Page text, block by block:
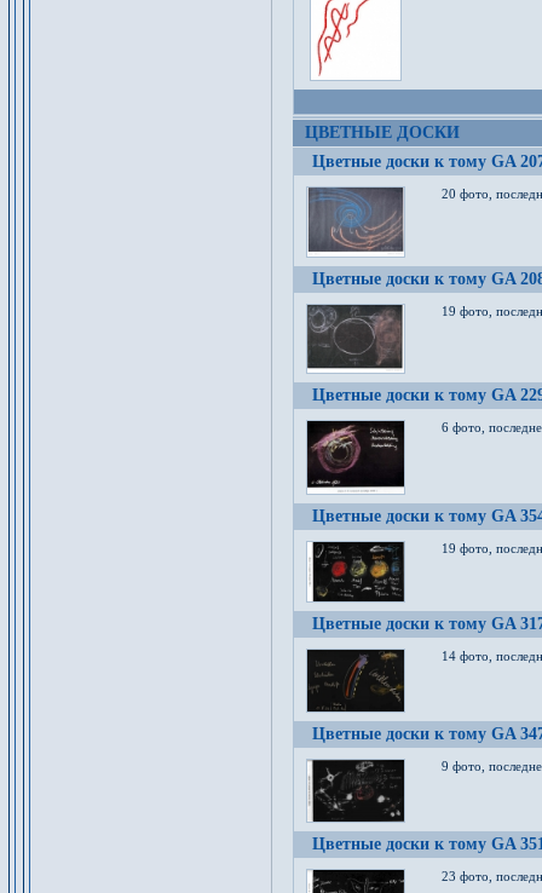
ЦВЕТНЫЕ ДОСКИ
Цветные доски к тому GA
20 фото,
Цветные доски к тому GA
19 фото,
Цветные доски к тому GA
6 фото,
Цветные доски к тому GA
19 фото,
Цветные доски к тому GA
14 фото,
Цветные доски к тому GA
9 фото,
Цветные доски к тому GA
23 фото,